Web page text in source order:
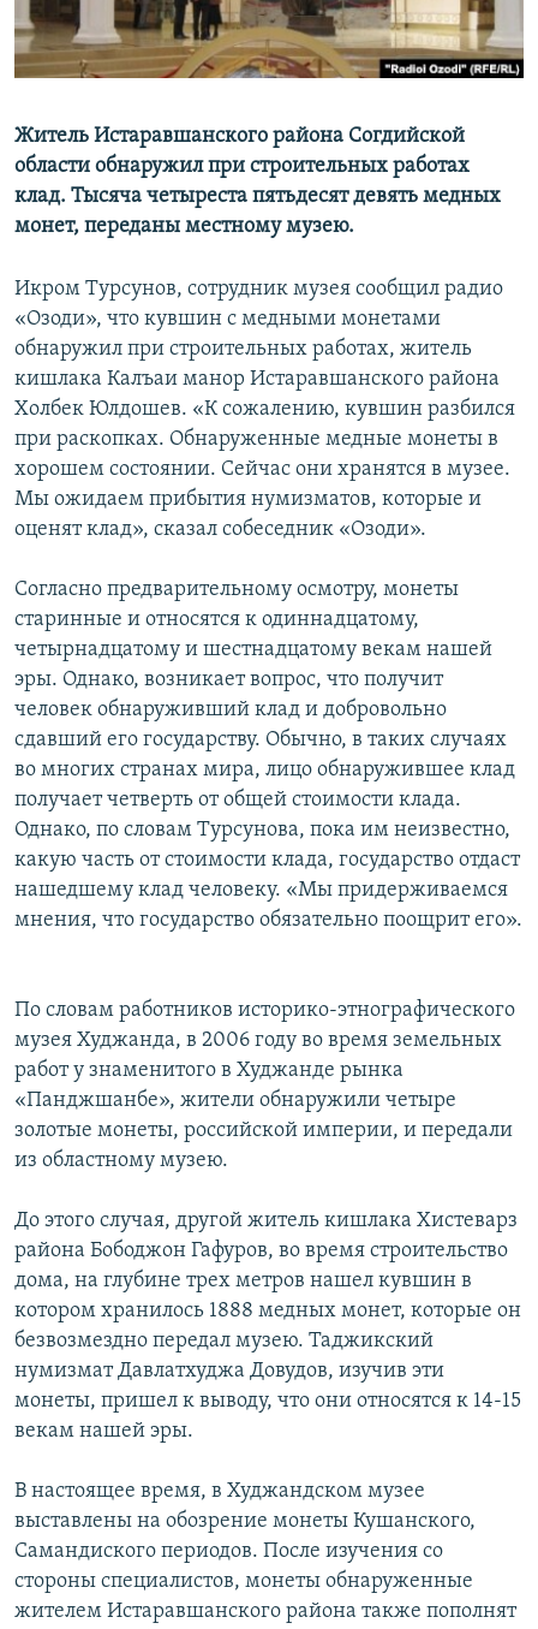
Житель Истаравшанского района Согдийской
области обнаружил при строительных работах
клад. Тысяча четыреста пятьдесят девять медных
монет, переданы местному музею.
Икром Турсунов, сотрудник музея сообщил радио
«Озоди», что кувшин с медными монетами
обнаружил при строительных работах, житель
кишлака Калъаи манор Истаравшанского района
Холбек Юлдошев. «К сожалению, кувшин разбился
при раскопках. Обнаруженные медные монеты в
хорошем состоянии. Сейчас они хранятся в музее.
Мы ожидаем прибытия нумизматов, которые и
оценят клад», сказал собеседник «Озоди».
Согласно предварительному осмотру, монеты
старинные и относятся к одиннадцатому,
четырнадцатому и шестнадцатому векам нашей
эры. Однако, возникает вопрос, что получит
человек обнаруживший клад и добровольно
сдавший его государству. Обычно, в таких случаях
во многих странах мира, лицо обнаружившее клад
получает четверть от общей стоимости клада.
Однако, по словам Турсунова, пока им неизвестно,
какую часть от стоимости клада, государство отдаст
нашедшему клад человеку. «Мы придерживаемся
мнения, что государство обязательно поощрит его».
По словам работников историко-этнографического
музея Худжанда, в 2006 году во время земельных
работ у знаменитого в Худжанде рынка
«Панджшанбе», жители обнаружили четыре
золотые монеты, российской империи, и передали
из областному музею.
До этого случая, другой житель кишлака Хистеварз
района Бободжон Гафуров, во время строительство
дома, на глубине трех метров нашел кувшин в
котором хранилось 1888 медных монет, которые он
безвозмездно передал музею. Таджикский
нумизмат Давлатхуджа Довудов, изучив эти
монеты, пришел к выводу, что они относятся к 14-15
векам нашей эры.
В настоящее время, в Худжандском музее
выставлены на обозрение монеты Кушанского,
Самандиского периодов. После изучения со
стороны специалистов, монеты обнаруженные
жителем Истаравшанского района также пополнят